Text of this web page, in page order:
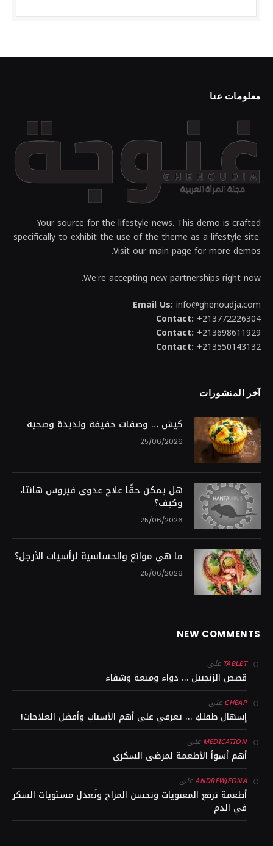
معلومات عنا
Your source for the lifestyle news. This demo is crafted
specifically to exhibit the use of the theme as a lifestyle site.
Visit our main page for more demos.
We're accepting new partnerships right now.
Email Us: info@ghenoudja.com
Contact: +213772226304
Contact: +213698611929
Contact: +213550143132
آخر المنشورات
كيش … وصفات خفيفة ولذيذة وصحية
25/06/2026
هل يمكن حقًا علاج عدوى فيروس هانتا،
وكيف؟
25/06/2026
ما هي موانع والحساسية لرأسيات الأرجل؟
25/06/2026
NEW COMMENTS
TABLET على
قصص الزنجبيل … دواء ومتعة وشفاء
CHEAPعلى
إسهال طفلكِ … تعرفي على أهم الأسباب وأفضل العلاجات!
MEDICATIONعلى
أهم أسوأ الأطعمة لمرضى السكري
ANDREWJEONAعلى
أطعمة ترفع المعنويات وتحسن المزاج وتُعدل مستويات السكر
في الدم